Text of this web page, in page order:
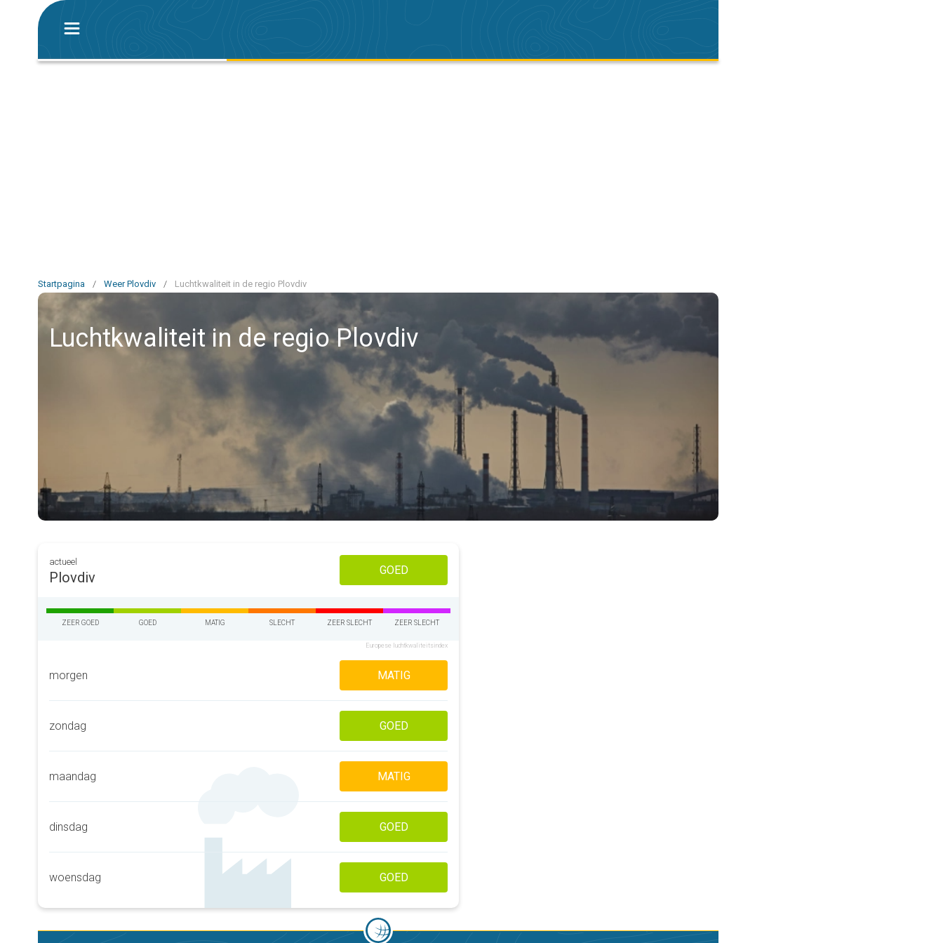
Startpagina / Weer Plovdiv / Luchtkwaliteit in de regio Plovdiv
Luchtkwaliteit in de regio Plovdiv
actueel
Plovdiv GOED
ZEER GOED GOED MATIG SLECHT ZEER SLECHT ZEER SLECHT
Europese luchtkwaliteitsindex
morgen MATIG
zondag GOED
maandag MATIG
dinsdag GOED
woensdag GOED